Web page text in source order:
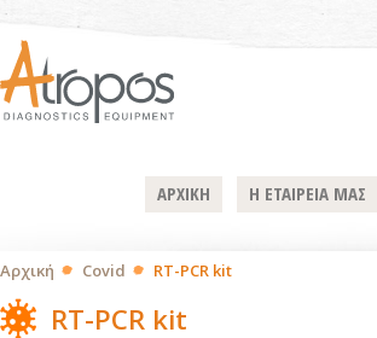
ΑΡΧΙΚΗ Η ΕΤΑΙΡΕΙΑ ΜΑΣ
Αρχική Covid RT-PCR kit
RT-PCR kit